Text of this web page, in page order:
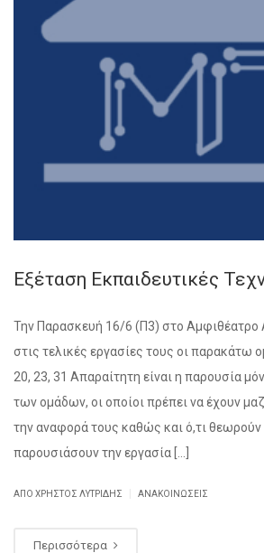
Εξέταση Εκπαιδευτικές
Την Παρασκευή 16/6 (Π3) στο Αμφιθέατρο
στις τελικές εργασίες τους οι παρακάτω
20, 23, 31 Απαραίτητη είναι η παρουσία
των ομάδων, οι οποίοι πρέπει να έχουν
την αναφορά τους καθώς και ό,τι θεωρούν
παρουσιάσουν την εργασία […]
ΑΠΌ ΧΡΉΣΤΟΣ ΛΥΤΡΊΔΗΣ ΑΝΑΚΟΙΝΏΣΕΙΣ
Περισσότερα